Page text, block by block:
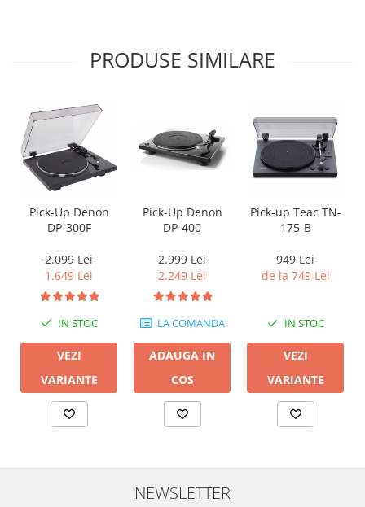
PRODUSE SIMILARE
Pick-Up Denon
DP-300F
2.099 Lei
1.649 Lei
IN STOC
VEZI
VARIANTE
Pick-Up Denon
DP-400
2.999 Lei
2.249 Lei
LA COMANDA
ADAUGA IN
COS
Pick-up Teac TN-
175-B
949 Lei
de la 749 Lei
IN STOC
VEZI
VARIANTE
NEWSLETTER